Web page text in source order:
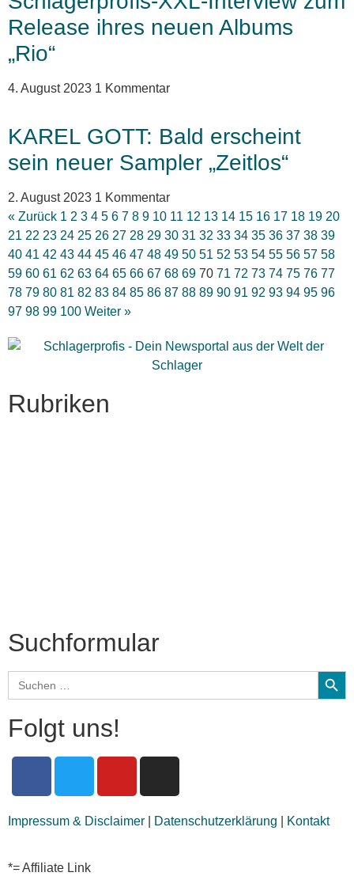
Release ihres neuen Albums
„Rio“
4. August 2023 1 Kommentar
KAREL GOTT: Bald erscheint
sein neuer Sampler „Zeitlos“
2. August 2023 1 Kommentar
« Zurück 1 2 3 4 5 6 7 8 9 10 11 12 13 14 15 16 17 18 19 20
21 22 23 24 25 26 27 28 29 30 31 32 33 34 35 36 37 38 39
40 41 42 43 44 45 46 47 48 49 50 51 52 53 54 55 56 57 58
59 60 61 62 63 64 65 66 67 68 69 70 71 72 73 74 75 76 77
78 79 80 81 82 83 84 85 86 87 88 89 90 91 92 93 94 95 96
97 98 99 100 Weiter »
Rubriken
Suchformular
Search
for:
Folgt uns!
Impressum & Disclaimer Datenschutzerklärung Kontakt
*= Affiliate Link